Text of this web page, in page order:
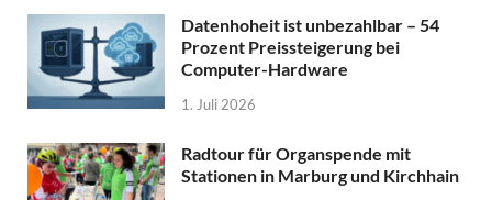
Datenhoheit ist unbezahlbar – 54
Prozent Preissteigerung bei
Computer-Hardware
1. Juli 2026
Radtour für Organspende mit
Stationen in Marburg und Kirchhain